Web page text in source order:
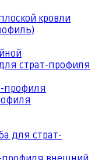
кровли
страт-профиля
профиля
для страт-